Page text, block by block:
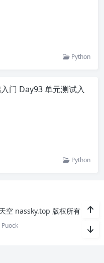
Python
门 Day93 单元测试入
Python
空 nassky.top 版权所有
Puock